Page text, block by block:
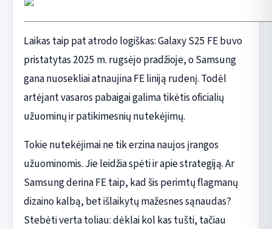
Laikas taip pat atrodo logiškas: Galaxy S25 FE buvo
pristatytas 2025 m. rugsėjo pradžioje, o Samsung
gana nuosekliai atnaujina FE liniją rudenį. Todėl
artėjant vasaros pabaigai galima tikėtis oficialių
užuominų ir patikimesnių nutekėjimų.
Tokie nutekėjimai ne tik erzina naujos įrangos
užuominomis. Jie leidžia spėti ir apie strategiją. Ar
Samsung derina FE taip, kad šis perimtų flagmanų
dizaino kalbą, bet išlaikytų mažesnes sąnaudas?
Stebėti verta toliau: dėklai kol kas tušti, tačiau